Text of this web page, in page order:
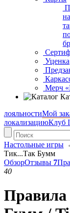
Уценка
Мерч
лояльностиМой
локализациюКлуб
Настольные игры
Тик...Так Бумм
ОбзорОтзывы 7
40